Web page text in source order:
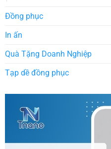
Đồng phục
In ấn
Quà Tặng Doanh Nghiệp
Tạp dề đồng phục